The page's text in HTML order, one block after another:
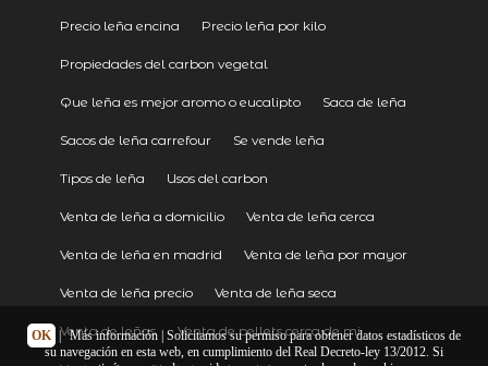
Precio leña encina Precio leña por kilo
Propiedades del carbon vegetal
Que leña es mejor aromo o eucalipto Saca de leña
Sacos de leña carrefour Se vende leña
Tipos de leña Usos del carbon
Venta de leña a domicilio Venta de leña cerca
Venta de leña en madrid Venta de leña por mayor
Venta de leña precio Venta de leña seca
Venta de leñas Venta de pellets cerca de mi
OK | Más información| Solicitamos su permiso para obtener datos estadísticos de
su navegación en esta web, en cumplimiento del Real Decreto-ley 13/2012. Si